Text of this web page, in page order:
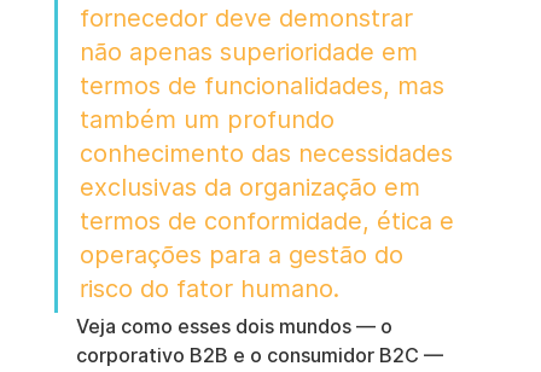
fornecedor deve demonstrar
não apenas superioridade em
termos de funcionalidades, mas
também um profundo
conhecimento das necessidades
exclusivas da organização em
termos de conformidade, ética e
operações para a gestão do
risco do fator humano.
Veja como esses dois mundos — o
corporativo B2B e o consumidor B2C —